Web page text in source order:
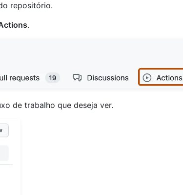
repositório.
.
de trabalho que deseja ver.